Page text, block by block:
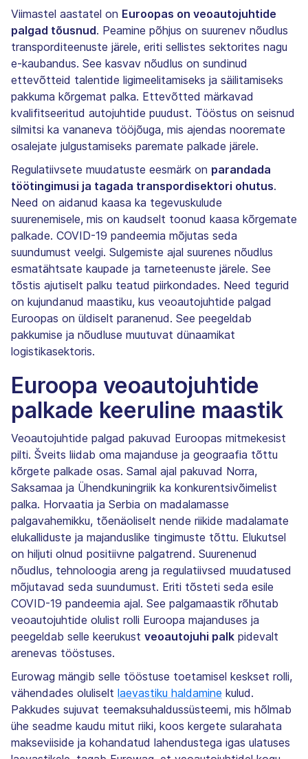
Viimastel aastatel on Euroopas on veoautojuhtide
palgad tõusnud. Peamine põhjus on suurenev nõudlus
transporditeenuste järele, eriti sellistes sektorites nagu
e-kaubandus. See kasvav nõudlus on sundinud
ettevõtteid talentide ligimeelitamiseks ja säilitamiseks
pakkuma kõrgemat palka. Ettevõtted märkavad
kvalifitseeritud autojuhtide puudust. Tööstus on seisnud
silmitsi ka vananeva tööjõuga, mis ajendas nooremate
osalejate julgustamiseks paremate palkade järele.
Regulatiivsete muudatuste eesmärk on parandada
töötingimusi ja tagada transpordisektori ohutus.
Need on aidanud kaasa ka tegevuskulude
suurenemisele, mis on kaudselt toonud kaasa kõrgemate
palkade. COVID-19 pandeemia mõjutas seda
suundumust veelgi. Sulgemiste ajal suurenes nõudlus
esmatähtsate kaupade ja tarneteenuste järele. See
tõstis ajutiselt palku teatud piirkondades. Need tegurid
on kujundanud maastiku, kus veoautojuhtide palgad
Euroopas on üldiselt paranenud. See peegeldab
pakkumise ja nõudluse muutuvat dünaamikat
logistikasektoris.
Euroopa veoautojuhtide
palkade keeruline maastik
Veoautojuhtide palgad pakuvad Euroopas mitmekesist
pilti. Šveits liidab oma majanduse ja geograafia tõttu
kõrgete palkade osas. Samal ajal pakuvad Norra,
Saksamaa ja Ühendkuningriik ka konkurentsivõimelist
palka. Horvaatia ja Serbia on madalamasse
palgavahemikku, tõenäoliselt nende riikide madalamate
elukalliduste ja majanduslike tingimuste tõttu. Elukutsel
on hiljuti olnud positiivne palgatrend. Suurenenud
nõudlus, tehnoloogia areng ja regulatiivsed muudatused
mõjutavad seda suundumust. Eriti tõsteti seda esile
COVID-19 pandeemia ajal. See palgamaastik rõhutab
veoautojuhtide olulist rolli Euroopa majanduses ja
peegeldab selle keerukust veoautojuhi palk pidevalt
arenevas tööstuses.
Eurowag mängib selle tööstuse toetamisel keskset rolli,
vähendades oluliselt laevastiku haldamine kulud.
Pakkudes sujuvat teemaksuhaldussüsteemi, mis hõlmab
ühe seadme kaudu mitut riiki, koos kergete sularahata
makseviiside ja kohandatud lahendustega igas ulatuses